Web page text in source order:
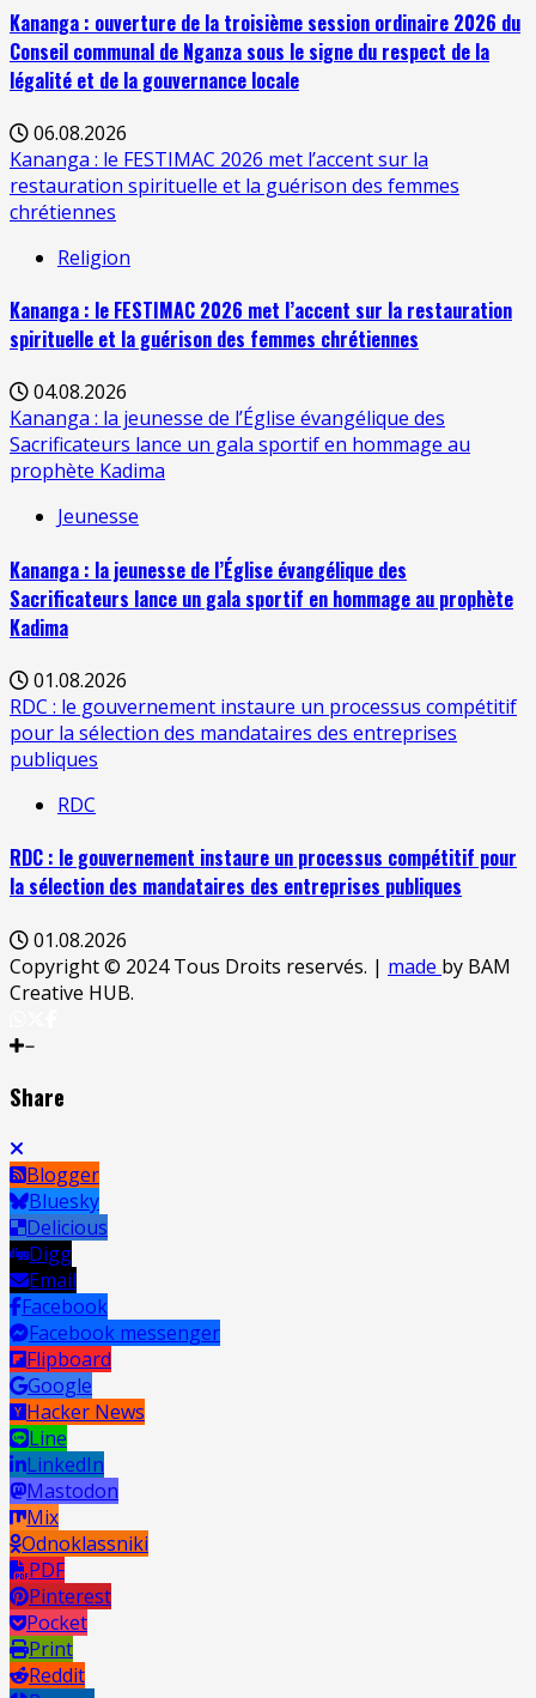
Kananga : ouverture de la troisième session ordinaire 2026 du
Conseil communal de Nganza sous le signe du respect de la
légalité et de la gouvernance locale
06.08.2026
Kananga : le FESTIMAC 2026 met l’accent sur la
restauration spirituelle et la guérison des femmes
chrétiennes
Religion
Kananga : le FESTIMAC 2026 met l’accent sur la restauration
spirituelle et la guérison des femmes chrétiennes
04.08.2026
Kananga : la jeunesse de l’Église évangélique des
Sacrificateurs lance un gala sportif en hommage au
prophète Kadima
Jeunesse
Kananga : la jeunesse de l’Église évangélique des
Sacrificateurs lance un gala sportif en hommage au prophète
Kadima
01.08.2026
RDC : le gouvernement instaure un processus compétitif
pour la sélection des mandataires des entreprises
publiques
RDC
RDC : le gouvernement instaure un processus compétitif pour
la sélection des mandataires des entreprises publiques
01.08.2026
Copyright © 2024 Tous Droits reservés. | made by BAM
Creative HUB.
Share
Blogger
Bluesky
Delicious
Digg
Email
Facebook
Facebook messenger
Flipboard
Google
Hacker News
Line
LinkedIn
Mastodon
Mix
Odnoklassniki
PDF
Pinterest
Pocket
Print
Reddit